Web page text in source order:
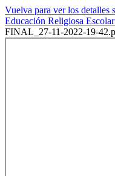
Vuelva para ver los detalles
Educación Religiosa
FINAL_27-11-2022-19-